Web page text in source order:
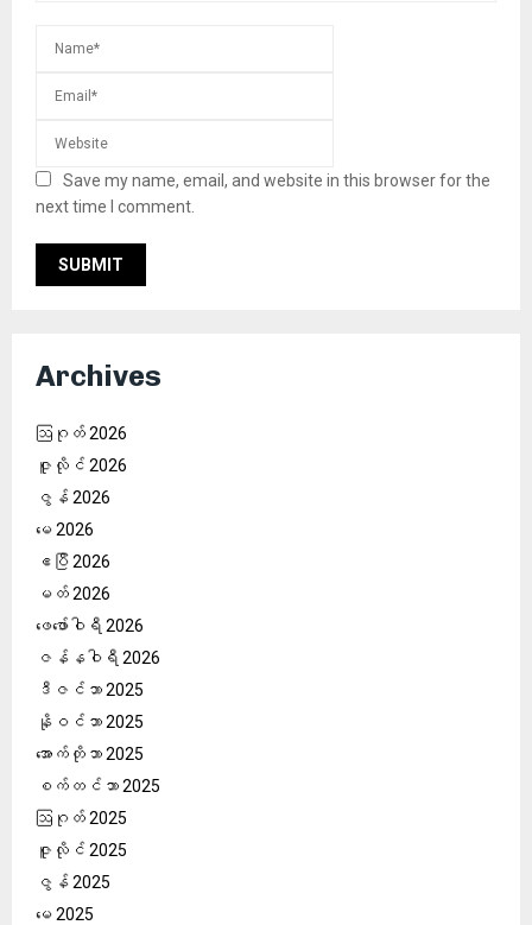
Save my name, email, and website in this browser for the
next time I comment.
Archives
ဩဂုတ် 2026
ဇူလိုင် 2026
ဇွန် 2026
မေ 2026
ဧပြီ 2026
မတ် 2026
ဖေ‌ဖော်ဝါရီ 2026
ဇန်နဝါရီ 2026
ဒီဇင်ဘာ 2025
နိုဝင်ဘာ 2025
အောက်တိုဘာ 2025
စက်တင်ဘာ 2025
ဩဂုတ် 2025
ဇူလိုင် 2025
ဇွန် 2025
မေ 2025